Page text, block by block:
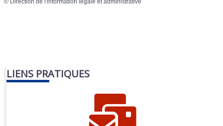
LIENS PRATIQUES